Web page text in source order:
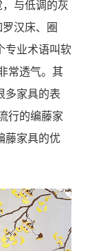
与低调的灰
汉床、圈
专业术语叫软
常透气。其
多家具的表
行的编藤家
藤家具的优